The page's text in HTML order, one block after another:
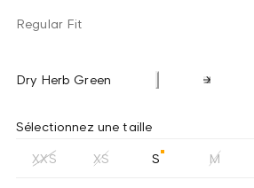
Regular Fit
Dry Herb Green
Sélectionnez une taille
XXS XS S M